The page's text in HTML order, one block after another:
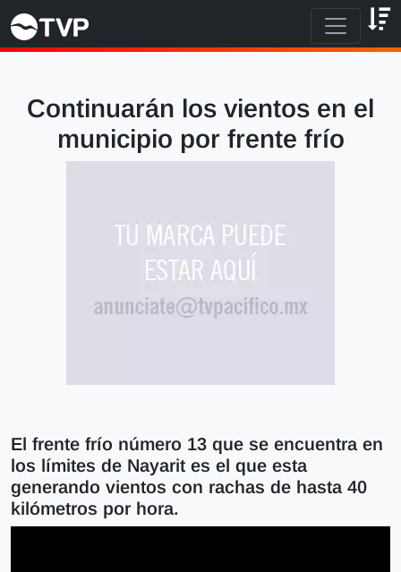
Continuarán los vientos en el
municipio por frente frío
El frente frío número 13 que se encuentra en
los límites de Nayarit es el que esta
generando vientos con rachas de hasta 40
kilómetros por hora.